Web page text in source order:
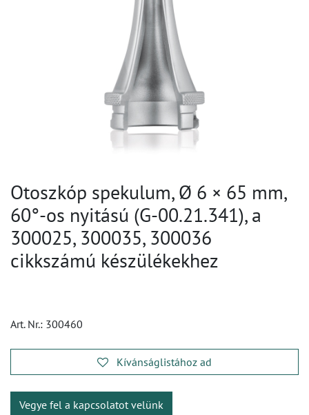
Otoszkóp spekulum, Ø 6 × 65 mm,
60°-os nyitású (G-00.21.341), a
300025, 300035, 300036
cikkszámú készülékekhez
Art. Nr.: 300460
Kívánságlistához ad
Vegye fel a kapcsolatot velünk